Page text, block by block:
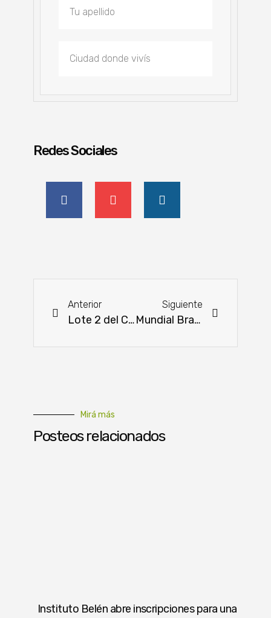
Redes Sociales
Anterior
Lote 2 del Corredor Metropolitano del Este alcanza 87 % de avance
Siguiente
Mundial Braford y Nacional Hereford alcanzan los 600 animales inscriptos
Mirá más
Posteos relacionados
Instituto Belén abre inscripciones para una